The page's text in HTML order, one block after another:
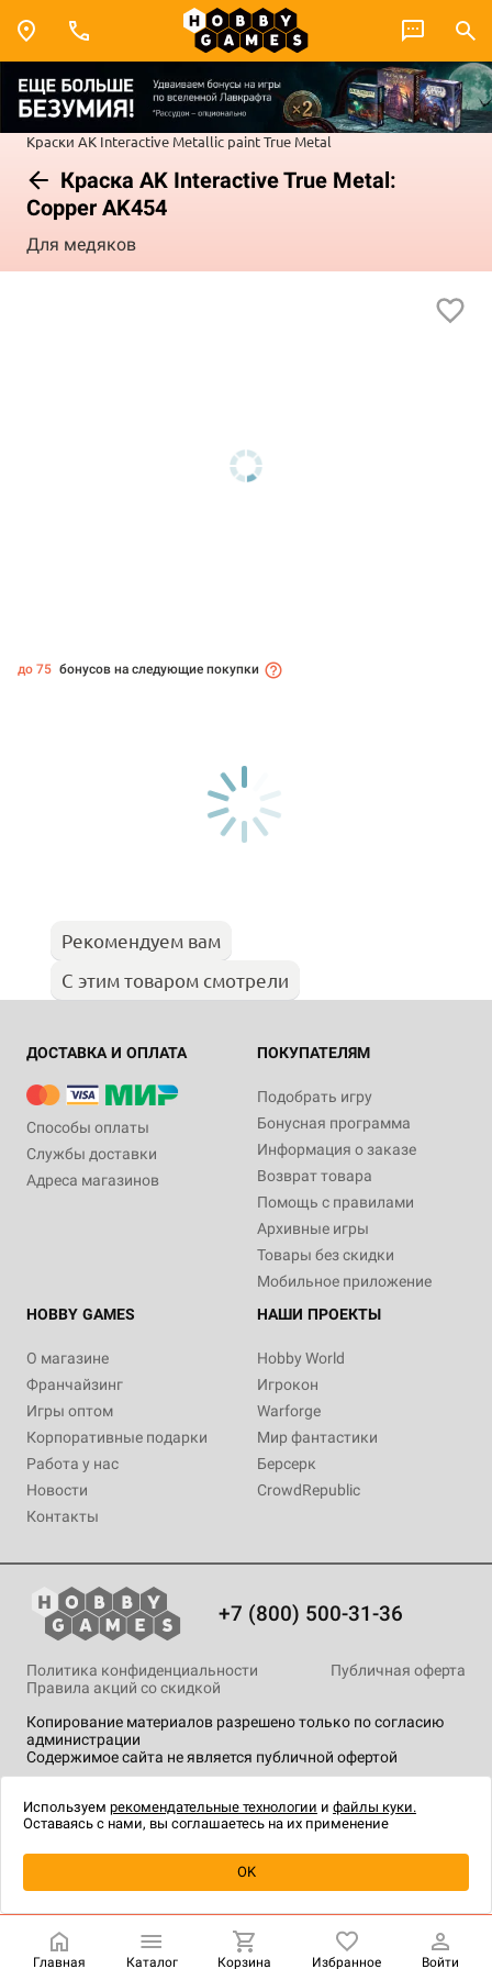
Краски AK Interactive Metallic paintTrue Metal
Краска AK Interactive True Metal:
Copper AK454
Для медяков
Уведомить о наличии
до 75 бонусов на следующие покупки
Рекомендуем вам
С этим товаром смотрели
ДОСТАВКА И ОПЛАТА
Способы оплаты
Службы доставки
Адреса магазинов
ПОКУПАТЕЛЯМ
Подобрать игру
Бонусная программа
Информация о заказе
Возврат товара
Помощь с правилами
Архивные игры
Товары без скидки
Мобильное приложение
HOBBY GAMES
О магазине
Франчайзинг
Игры оптом
Корпоративные подарки
Работа у нас
Новости
Контакты
НАШИ ПРОЕКТЫ
Hobby World
Игрокон
Warforge
Мир фантастики
Берсерк
CrowdRepublic
+7 (800) 500-31-36
Копирование материалов разрешено только по согласию
администрации
Содержимое сайта не является публичной офертой
Политика конфиденциальности
Публичная оферта
Правила акций со скидкой
технологии.
Главная Каталог Корзина Избранное Войти
Используем рекомендательные технологии и файлы куки.
Оставаясь с нами, вы соглашаетесь на их применение
OK